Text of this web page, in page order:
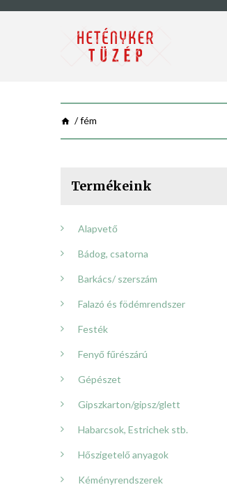
fém
Termékeink
Alapvető
Bádog, csatorna
Barkács/ szerszám
Falazó és födémrendszer
Festék
Fenyő fűrészárú
Gépészet
Gipszkarton/gipsz/glett
Habarcsok, Estrichek stb.
Hőszigetelő anyagok
Kéményrendszerek